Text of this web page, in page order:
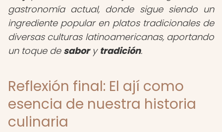
gastronomía actual, donde sigue siendo un
ingrediente popular en platos tradicionales de
diversas culturas latinoamericanas, aportando
un toque de sabory tradición.
Reflexión final: El ají como
esencia de nuestra historia
culinaria